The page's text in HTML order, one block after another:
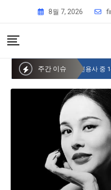
8월 7, 2026
주간 이슈 사이